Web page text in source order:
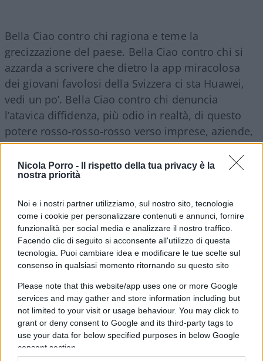
Nicola Porro -
Il rispetto della tua privacy è la
nostra priorità
Noi e i nostri partner utilizziamo, sul nostro sito, tecnologie
come i cookie per personalizzare contenuti e annunci, fornire
funzionalità per social media e analizzare il nostro traffico.
Facendo clic di seguito si acconsente all'utilizzo di questa
tecnologia. Puoi cambiare idea e modificare le tue scelte sul
consenso in qualsiasi momento ritornando su questo sito
Please note that this website/app uses one or more Google
services and may gather and store information including but
not limited to your visit or usage behaviour. You may click to
grant or deny consent to Google and its third-party tags to
use your data for below specified purposes in below Google
consent section.
Bella Ciao contro chi ragiona e teme la
grecizzazione del paese. Bella Ciao contro chi si
azzarda a scrivere che dietro la app miracolosa
dei giovani favolosi della Svizzera ci sta Huawei,
vedi un po’. Bella Ciao contro chi denuncia
l’atavica diffidenza, più odio in realtà, di questo
potere rosso-rosso-rosso verso imprese, aziende,
autonomi, partite Iva, artigiani, commercianti e
più in generale contro l’individuo capace di creare
qualcosa nella vita. Bella Ciao contro il
chissà come – di questo e di tutti i mali. Bella Ciao
controDonald Trump,Boris Johnson, e tutti
quelli che non si piegano al pensiero unico di
questa curiosa globalizzazione in salsa noglobal.
Bella Ciao per chi non crede e non cede al delirio
gretino dei cambiamenti climatici (causati dal
capitalismo). Bella Ciao per chi si accorge
dell’Omsmarxista-leninista e non gli sta bene.
Bella Ciao per chi non capisce che senso abbia
regolarizzare 600mila compagni clandestini, anzi